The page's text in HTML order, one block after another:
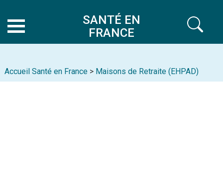
SANTÉ EN
FRANCE
Accueil Santé en France > Maisons de Retraite (EHPAD)